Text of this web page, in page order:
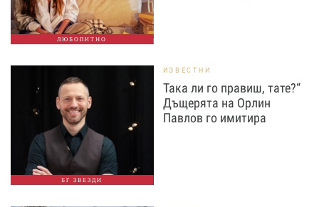
ЛЮБОПИТНО
БГ ЗВЕЗДИ
ИЗВЕСТНИ
Така ли го правиш, тате?“
Дъщерята на Орлин
Павлов го имитира